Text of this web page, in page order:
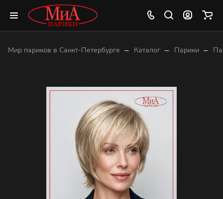
Мир париков в Санкт-Петербурге – Каталог – Парики –